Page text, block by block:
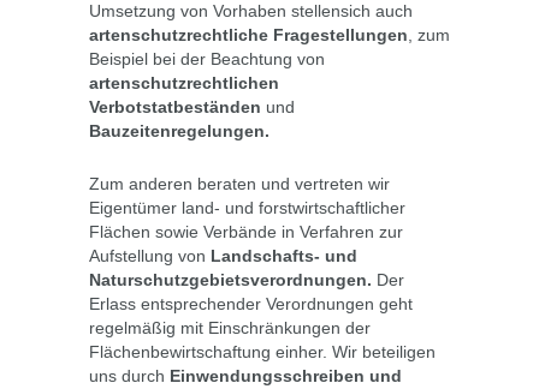
Umsetzung von Vorhaben stellensich auch
artenschutzrechtliche Fragestellungen , zum
Beispiel bei der Beachtung von
artenschutzrechtlichen
Verbotstatbeständen und
Bauzeitenregelungen.
Zum anderen beraten und vertreten wir
Eigentümer land- und forstwirtschaftlicher
Flächen sowie Verbände in Verfahren zur
Aufstellung von Landschafts- und
Naturschutzgebietsverordnungen. Der
Erlass entsprechender Verordnungen geht
regelmäßig mit Einschränkungen der
Flächenbewirtschaftung einher. Wir beteiligen
uns durch Einwendungsschreiben und